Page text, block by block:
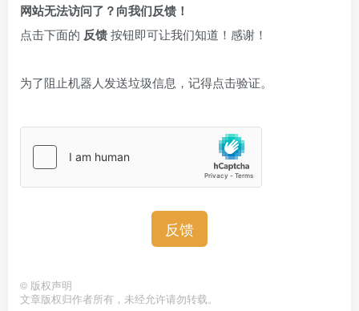
网站无法访问了？向我们反馈！
点击下面的 反馈按钮即可让我们知道！感谢！
为了阻止机器人发送垃圾信息，记得点击验证。
反馈
© 版权声明
文章版权归作者所有，未经允许请勿转载。